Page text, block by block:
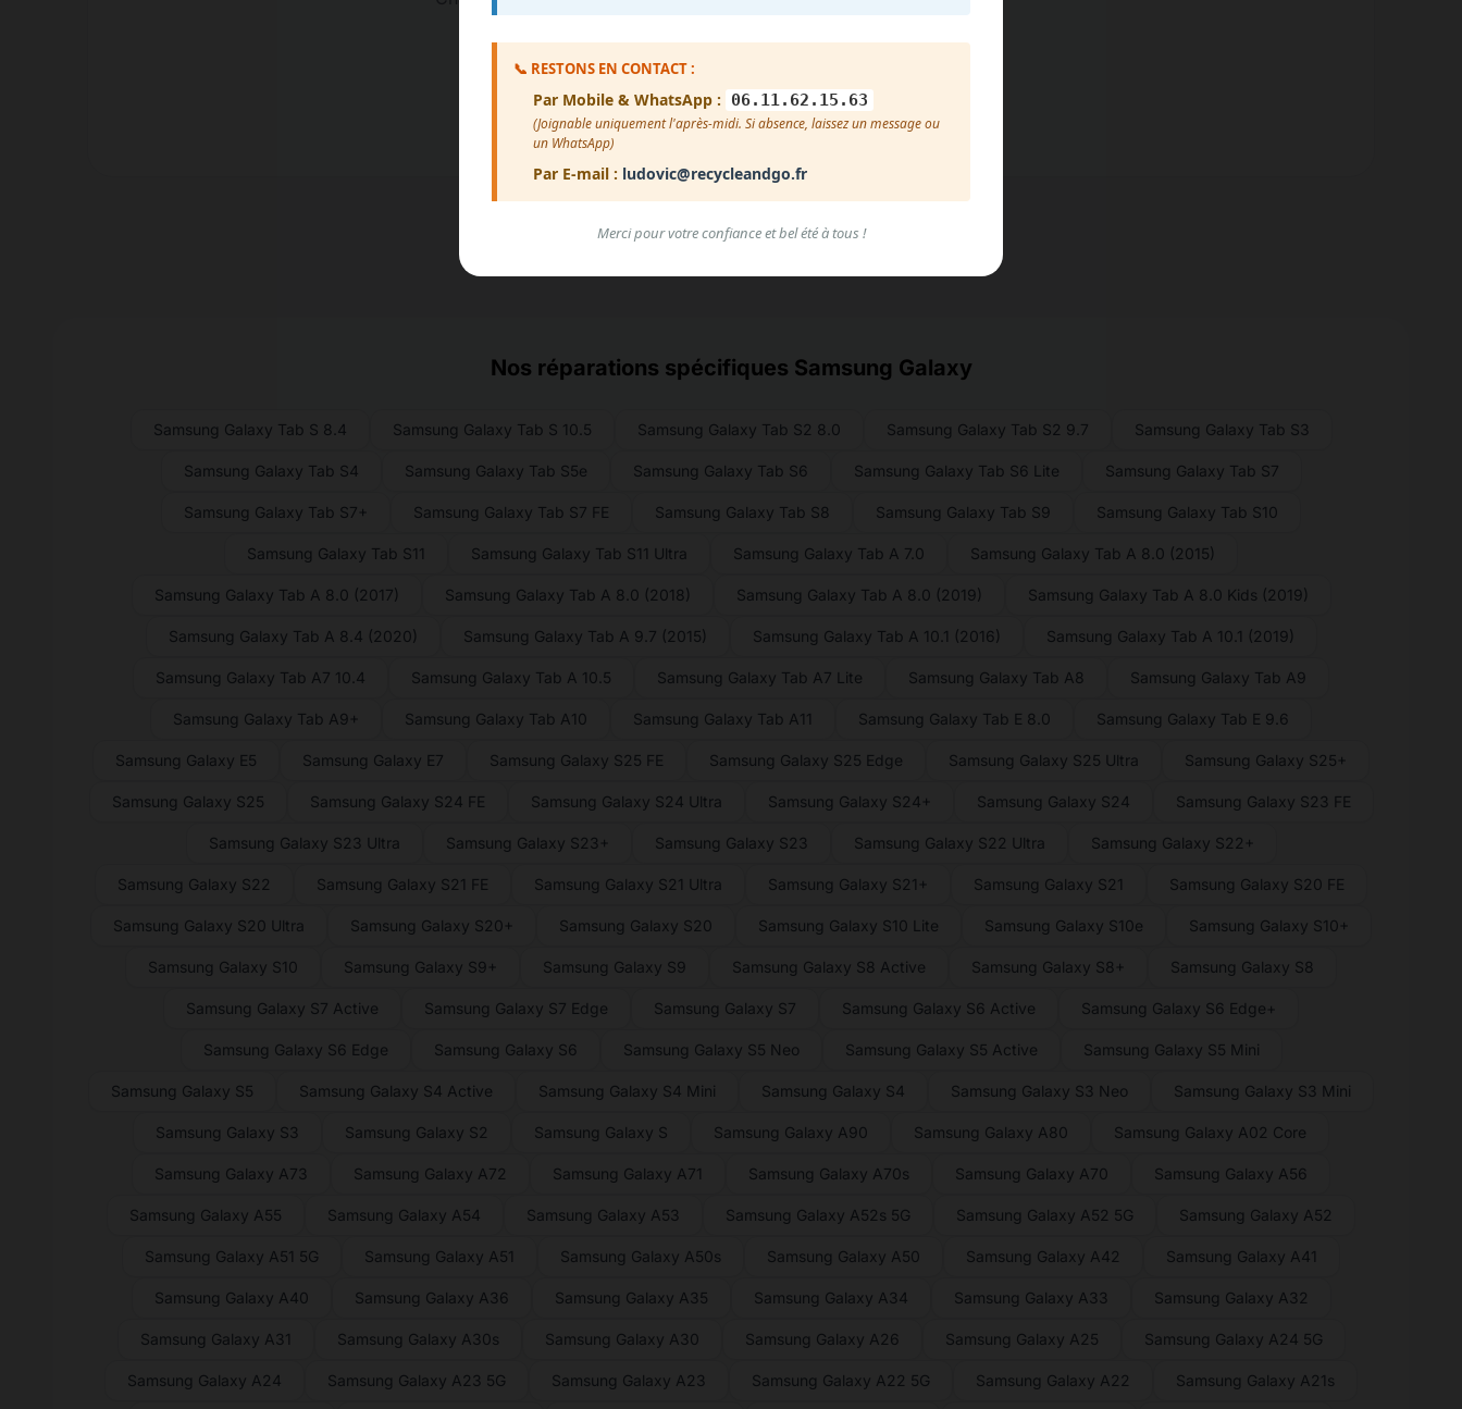
Voir plus d'avis
Nos réparations spécifiques Samsung Galaxy
Samsung Galaxy Tab S 8.4 Samsung Galaxy Tab S 10.5 Samsung Galaxy Tab S2 8.0 Samsung Galaxy Tab S2 9.7 Samsung Galaxy Tab S3
Samsung Galaxy Tab S4 Samsung Galaxy Tab S5e Samsung Galaxy Tab S6 Samsung Galaxy Tab S6 Lite Samsung Galaxy Tab S7
Samsung Galaxy Tab S7+ Samsung Galaxy Tab S7 FE Samsung Galaxy Tab S8 Samsung Galaxy Tab S9 Samsung Galaxy Tab S10
Samsung Galaxy Tab S11 Samsung Galaxy Tab S11 Ultra Samsung Galaxy Tab A 7.0 Samsung Galaxy Tab A 8.0 (2015)
Samsung Galaxy Tab A 8.0 (2017) Samsung Galaxy Tab A 8.0 (2018) Samsung Galaxy Tab A 8.0 (2019) Samsung Galaxy Tab A 8.0 Kids (2019)
Samsung Galaxy Tab A 8.4 (2020) Samsung Galaxy Tab A 9.7 (2015) Samsung Galaxy Tab A 10.1 (2016) Samsung Galaxy Tab A 10.1 (2019)
Samsung Galaxy Tab A7 10.4 Samsung Galaxy Tab A 10.5 Samsung Galaxy Tab A7 Lite Samsung Galaxy Tab A8 Samsung Galaxy Tab A9
Samsung Galaxy Tab A9+ Samsung Galaxy Tab A10 Samsung Galaxy Tab A11 Samsung Galaxy Tab E 8.0 Samsung Galaxy Tab E 9.6
Samsung Galaxy E5 Samsung Galaxy E7 Samsung Galaxy S25 FE Samsung Galaxy S25 Edge Samsung Galaxy S25 Ultra Samsung Galaxy S25+
Samsung Galaxy S25 Samsung Galaxy S24 FE Samsung Galaxy S24 Ultra Samsung Galaxy S24+ Samsung Galaxy S24 Samsung Galaxy S23 FE
Samsung Galaxy S23 Ultra Samsung Galaxy S23+ Samsung Galaxy S23 Samsung Galaxy S22 Ultra Samsung Galaxy S22+
Samsung Galaxy S22 Samsung Galaxy S21 FE Samsung Galaxy S21 Ultra Samsung Galaxy S21+ Samsung Galaxy S21 Samsung Galaxy S20 FE
Samsung Galaxy S20 Ultra Samsung Galaxy S20+ Samsung Galaxy S20 Samsung Galaxy S10 Lite Samsung Galaxy S10e Samsung Galaxy S10+
Samsung Galaxy S10 Samsung Galaxy S9+ Samsung Galaxy S9 Samsung Galaxy S8 Active Samsung Galaxy S8+ Samsung Galaxy S8
Samsung Galaxy S7 Active Samsung Galaxy S7 Edge Samsung Galaxy S7 Samsung Galaxy S6 Active Samsung Galaxy S6 Edge+
Samsung Galaxy S6 Edge Samsung Galaxy S6 Samsung Galaxy S5 Neo Samsung Galaxy S5 Active Samsung Galaxy S5 Mini
Samsung Galaxy S5 Samsung Galaxy S4 Active Samsung Galaxy S4 Mini Samsung Galaxy S4 Samsung Galaxy S3 Neo Samsung Galaxy S3 Mini
Samsung Galaxy S3 Samsung Galaxy S2 Samsung Galaxy S Samsung Galaxy A90 Samsung Galaxy A80 Samsung Galaxy A02 Core
Samsung Galaxy A73 Samsung Galaxy A72 Samsung Galaxy A71 Samsung Galaxy A70s Samsung Galaxy A70 Samsung Galaxy A56
Samsung Galaxy A55 Samsung Galaxy A54 Samsung Galaxy A53 Samsung Galaxy A52s 5G Samsung Galaxy A52 5G Samsung Galaxy A52
Samsung Galaxy A51 5G Samsung Galaxy A51 Samsung Galaxy A50s Samsung Galaxy A50 Samsung Galaxy A42 Samsung Galaxy A41
Samsung Galaxy A40 Samsung Galaxy A36 Samsung Galaxy A35 Samsung Galaxy A34 Samsung Galaxy A33 Samsung Galaxy A32
Samsung Galaxy A31 Samsung Galaxy A30s Samsung Galaxy A30 Samsung Galaxy A26 Samsung Galaxy A25 Samsung Galaxy A24 5G
Samsung Galaxy A24 Samsung Galaxy A23 5G Samsung Galaxy A23 Samsung Galaxy A22 5G Samsung Galaxy A22 Samsung Galaxy A21s
📞 RESTONS EN CONTACT :
Par Mobile & WhatsApp : 06.11.62.15.63
(Joignable uniquement l'après-midi. Si absence, laissez un message ou
un WhatsApp)
Par E-mail : ludovic@recycleandgo.fr
Merci pour votre confiance et bel été à tous !